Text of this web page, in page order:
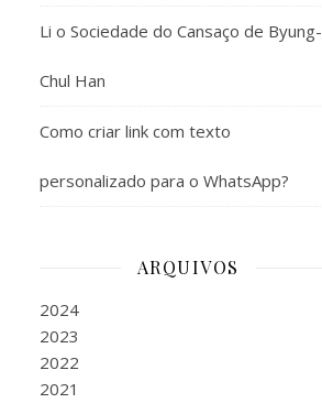
Li o Sociedade do Cansaço de Byung-
Chul Han
Como criar link com texto
personalizado para o WhatsApp?
ARQUIVOS
2024
2023
2022
2021